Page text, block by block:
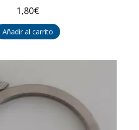
1,80€
Añadir al carrito